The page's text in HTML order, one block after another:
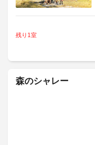
残り1室
森のシャレー